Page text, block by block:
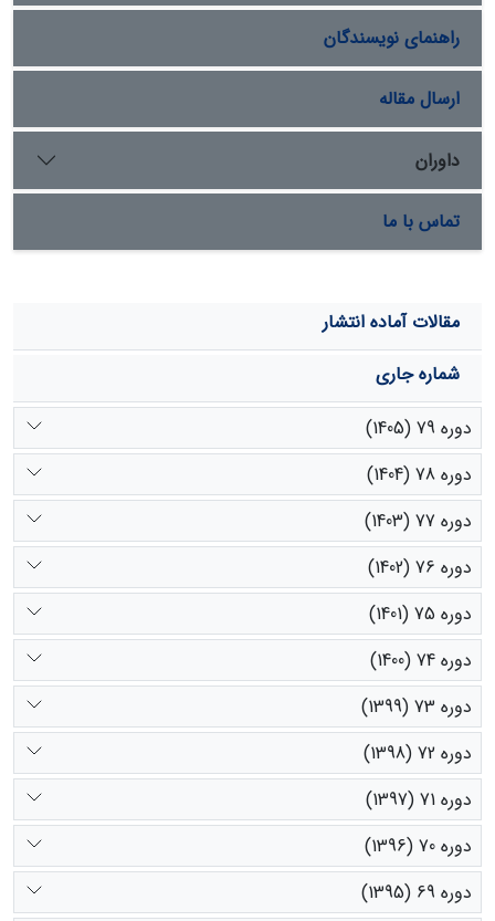
مذکور 7/13 درصد به حجم آورد سالانه رودخانه بهشت‌آباد
نمونه ترسالی و خشکسالی مقایسه شد. نتایج نشان داد اثر
بارورسازی ابرها در خشکسالی بیشتر است.
راهنمای نویسندگان
ارسال مقاله
داوران
تماس با ما
مقالات آماده انتشار
شماره جاری
دوره 79 (1405)
دوره 78 (1404)
دوره 77 (1403)
دوره 76 (1402)
دوره 75 (1401)
دوره 74 (1400)
دوره 73 (1399)
دوره 72 (1398)
دوره 71 (1397)
دوره 70 (1396)
دوره 69 (1395)